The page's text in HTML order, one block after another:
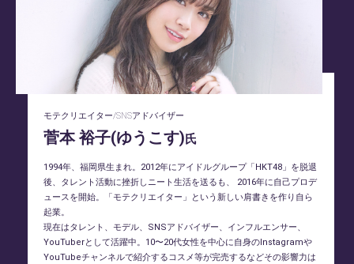
モテクリエイター/SNSアドバイザー
菅本 裕子(ゆうこす)氏
1994年、福岡県生まれ。2012年にアイドルグループ「HKT48」を脱退
後、タレント活動に挫折しニート生活を送るも、 2016年に自己プロデ
ュースを開始。「モテクリエイター」という新しい肩書きを作り自ら
起業。
現在はタレント、モデル、SNSアドバイザー、インフルエンサー、
YouTuberとして活躍中。10〜20代女性を中心に自身のInstagramや
YouTubeチャンネルで紹介するコスメ等が完売するなどその影響力は